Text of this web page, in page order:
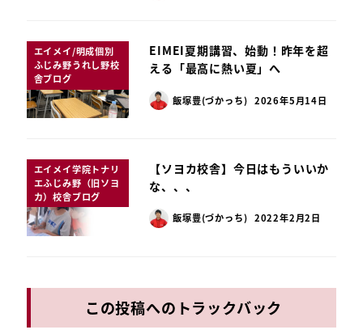
エイメイ/明成個別
ふじみ野うれし野校
舎ブログ
EIMEI夏期講習、始動！昨年を超
える「最高に熱い夏」へ
飯塚豊(づかっち) 2026年5月14日
エイメイ学院トナリ
エふじみ野（旧ソヨ
カ）校舎ブログ
【ソヨカ校舎】今日はもういいか
な、、、
飯塚豊(づかっち) 2022年2月2日
この投稿へのトラックバック